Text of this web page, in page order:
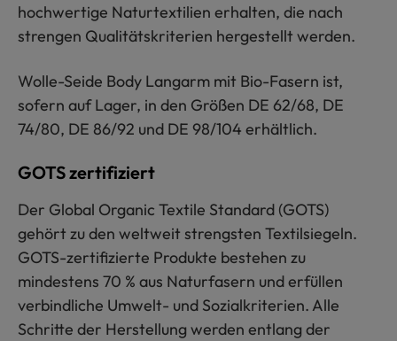
hochwertige Naturtextilien erhalten, die nach
strengen Qualitätskriterien hergestellt werden.
Wolle-Seide Body Langarm mit Bio-Fasern ist,
sofern auf Lager, in den Größen DE 62/68, DE
74/80, DE 86/92 und DE 98/104 erhältlich.
GOTS zertifiziert
Der Global Organic Textile Standard (GOTS)
gehört zu den weltweit strengsten Textilsiegeln.
GOTS-zertifizierte Produkte bestehen zu
mindestens 70 % aus Naturfasern und erfüllen
verbindliche Umwelt- und Sozialkriterien. Alle
Schritte der Herstellung werden entlang der